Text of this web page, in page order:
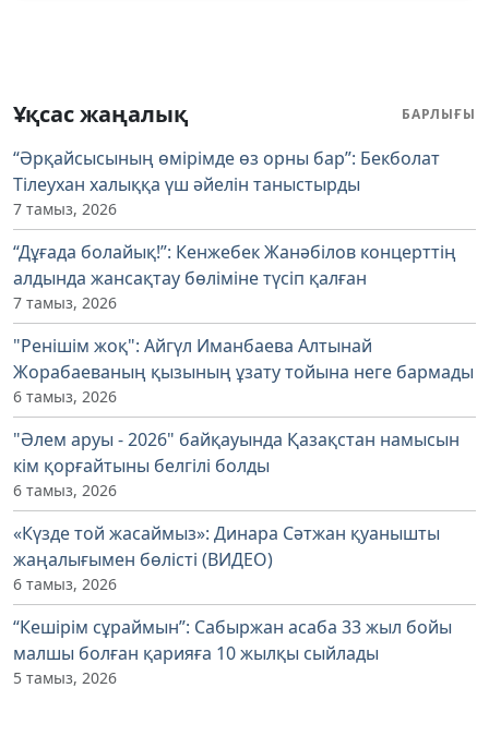
Ұқсас жаңалық БАРЛЫҒЫ
“Әрқайсысының өмірімде өз орны бар”: Бекболат
Тілеухан халыққа үш әйелін таныстырды
7 тамыз, 2026
“Дұғада болайық!”: Кенжебек Жанәбілов концерттің
алдында жансақтау бөліміне түсіп қалған
7 тамыз, 2026
"Ренішім жоқ": Айгүл Иманбаева Алтынай
Жорабаеваның қызының ұзату тойына неге бармады
6 тамыз, 2026
"Әлем аруы - 2026" байқауында Қазақстан намысын
кім қорғайтыны белгілі болды
6 тамыз, 2026
«Күзде той жасаймыз»: Динара Сәтжан қуанышты
жаңалығымен бөлісті (ВИДЕО)
6 тамыз, 2026
“Кешірім сұраймын”: Сабыржан асаба 33 жыл бойы
малшы болған қарияға 10 жылқы сыйлады
5 тамыз, 2026